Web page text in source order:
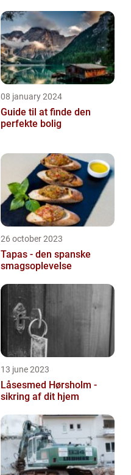
08 january 2024
Guide til at finde den
perfekte bolig
26 october 2023
Tapas - den spanske
smagsoplevelse
13 june 2023
Låsesmed Hørsholm -
sikring af dit hjem